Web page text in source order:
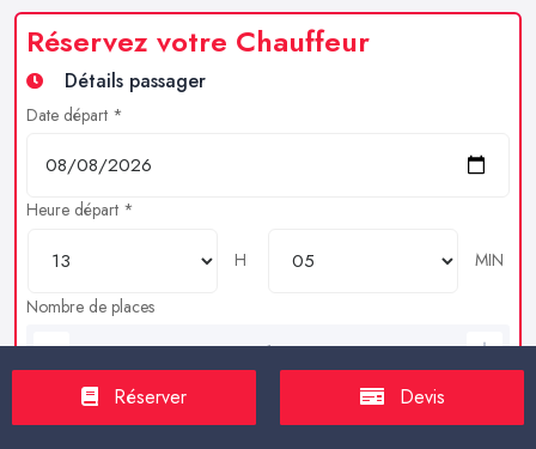
Réservez votre Chauffeur
Détails passager
Date départ *
Heure départ *
H
MIN
Nombre de places
Bagages en soutes
Réserver Devis